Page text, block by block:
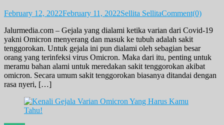
February 12, 2022February 11, 2022Sellita SellitaComment(0)
Jalurmedia.com – Gejala yang dialami ketika varian dari Covid-19
yakni Omicron menyerang dan masuk ke tubuh adalah sakit
tenggorokan. Untuk gejala ini pun dialami oleh sebagian besar
orang yang terinfeksi virus Omicron. Maka dari itu, penting untuk
meramu bahan alami untuk meredakan sakit tenggorokan akibat
omicron. Secara umum sakit tenggorokan biasanya ditandai dengan
rasa nyeri, […]